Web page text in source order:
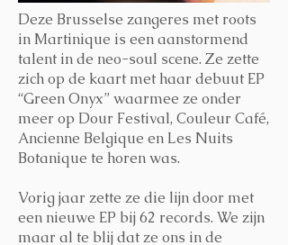
Deze Brusselse zangeres met roots
in Martinique is een aanstormend
talent in de neo-soul scene. Ze zette
zich op de kaart met haar debuut EP
“Green Onyx” waarmee ze onder
meer op Dour Festival, Couleur Café,
Ancienne Belgique en Les Nuits
Botanique te horen was.
Vorig jaar zette ze die lijn door met
een nieuwe EP bij 62 records. We zijn
maar al te blij dat ze ons in de